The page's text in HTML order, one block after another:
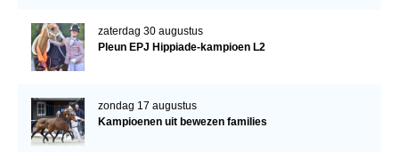
zaterdag 30 augustus
Pleun EPJ Hippiade-kampioen L2
zondag 17 augustus
Kampioenen uit bewezen families